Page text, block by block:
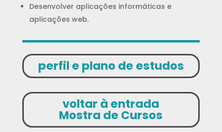
Desenvolver aplicações informáticas e
aplicações web.
perfil e plano de estudos
voltar à entrada
Mostra de Cursos